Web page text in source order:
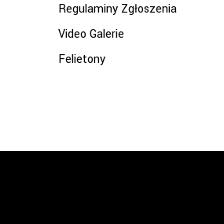
Regulaminy Zgłoszenia
Video Galerie
Felietony